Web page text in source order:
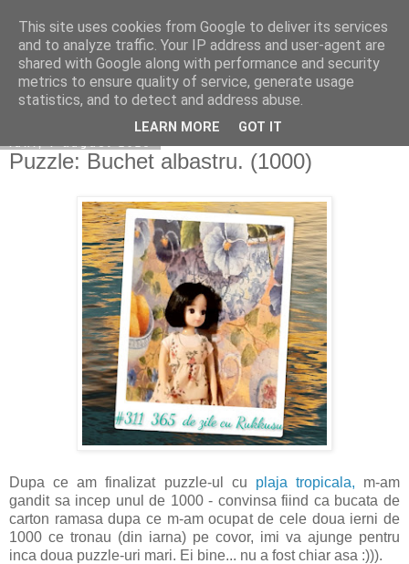
Copilarim
Puzzle: Buchet albastru. (1000)
Dupa ce am finalizat puzzle-ul cu plaja tropicala, m-am
gandit sa incep unul de 1000 - convinsa fiind ca bucata de
carton ramasa dupa ce m-am ocupat de cele doua ierni de
1000 ce tronau (din iarna) pe covor, imi va ajunge pentru
inca doua puzzle-uri mari. Ei bine... nu a fost chiar asa :))).
This site uses cookies from Google to deliver its services
and to analyze traffic. Your IP address and user-agent are
shared with Google along with performance and security
metrics to ensure quality of service, generate usage
statistics, and to detect and address abuse.
LEARN MORE GOT IT